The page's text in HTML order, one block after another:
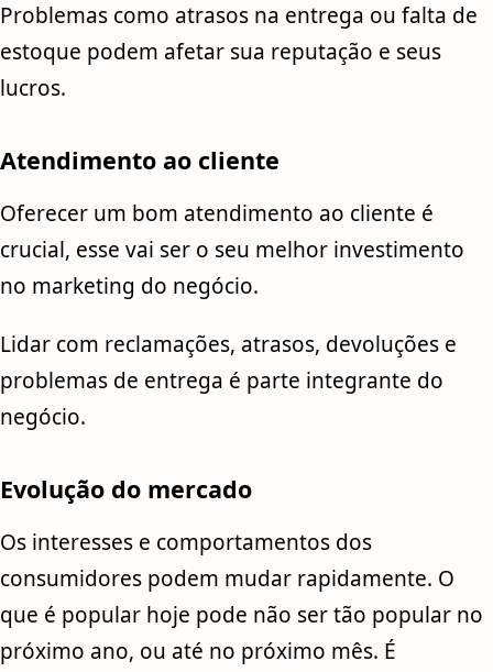
Problemas como atrasos na entrega ou falta de
estoque podem afetar sua reputação e seus
lucros.
Atendimento ao cliente
Oferecer um bom atendimento ao cliente é
crucial, esse vai ser o seu melhor investimento
no marketing do negócio.
Lidar com reclamações, atrasos, devoluções e
problemas de entrega é parte integrante do
negócio.
Evolução do mercado
Os interesses e comportamentos dos
consumidores podem mudar rapidamente. O
que é popular hoje pode não ser tão popular no
próximo ano, ou até no próximo mês. É